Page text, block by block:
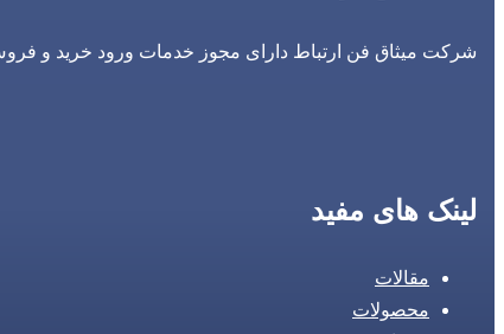
شرکت میثاق فن ارتباط دارای مجوز خدمات ورود خرید و
لینک های مفید
مقالات
محصولات